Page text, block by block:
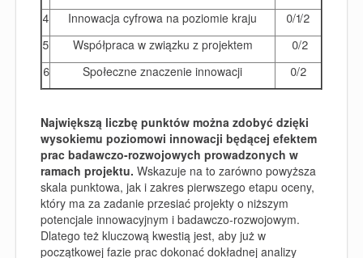
4
Innowacja cyfrowa na poziomie kraju
0/1/2
5
Współpraca w związku z projektem
0/2
6
Społeczne znaczenie innowacji 0/2
Największą liczbę punktów można zdobyć dzięki
wysokiemu poziomowi innowacji będącej efektem
prac badawczo-rozwojowych prowadzonych w
ramach projektu. Wskazuje na to zarówno powyższa
skala punktowa, jak i zakres pierwszego etapu oceny,
który ma za zadanie przesiać projekty o niższym
potencjale innowacyjnym i badawczo-rozwojowym.
Dlatego też kluczową kwestią jest, aby już w
początkowej fazie prac dokonać dokładnej analizy